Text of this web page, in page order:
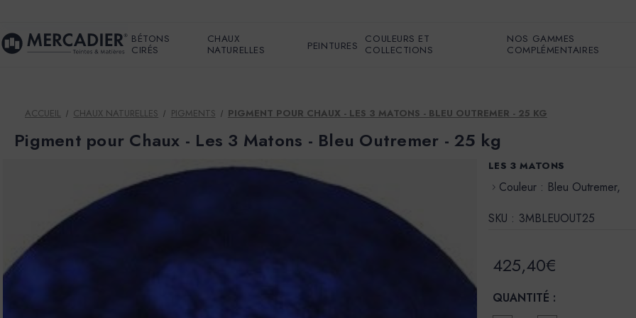
BÉTONS
CIRÉS
CHAUX
NATURELLES
PEINTURES
COULEURS ET
COLLECTIONS
NOS GAMMES
COMPLÉMENTAIRES
ACCUEIL CHAUX NATURELLES PIGMENTS PIGMENT POUR CHAUX - LES 3 MATONS - BLEU OUTREMER - 25 KG
Pigment pour Chaux - Les 3 Matons - Bleu Outremer - 25 kg
LES 3 MATONS
Couleur : Bleu Outremer,
SKU : 3MBLEUOUT25
425,40€
QUANTITÉ :